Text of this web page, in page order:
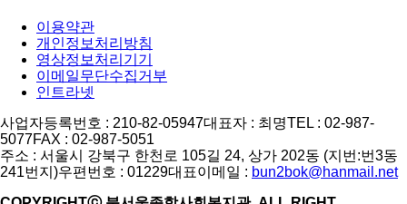
이용약관
개인정보처리방침
영상정보처리기기
이메일무단수집거부
인트라넷
사업자등록번호 : 210-82-05947대표자 : 최명TEL : 02-987-
5077FAX : 02-987-5051
주소 : 서울시 강북구 한천로 105길 24, 상가 202동 (지번:번3동
241번지)우편번호 : 01229대표이메일 : bun2bok@hanmail.net